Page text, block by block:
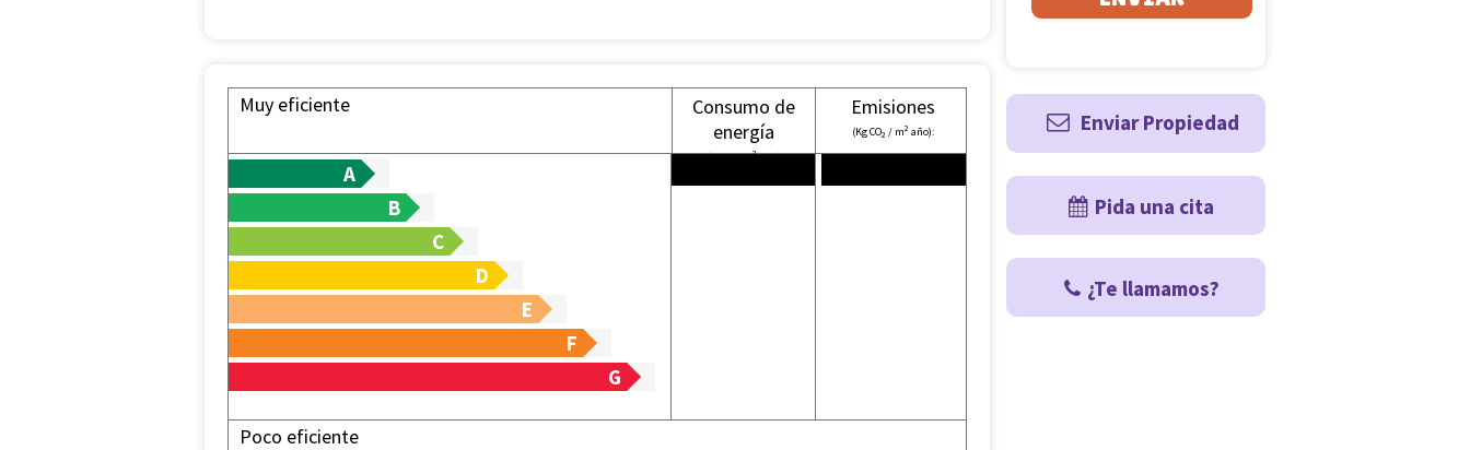
Muy eficiente
Consumo de
energía
(KW h / m2año):
Emisiones
(Kg CO2 / m2 año):
A
B
C
D
E
F
G
Poco eficiente
Enviar Propiedad
Pida una cita
¿Te llamamos?